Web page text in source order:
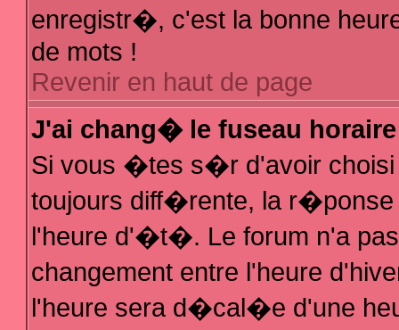
enregistr�, c'est la bonne
de mots !
Revenir en haut de page
J'ai chang� le fuseau
Si vous �tes s�r d'avoir choisi
toujours diff�rente, la
l'heure d'�t�. Le forum n'a
changement entre l'heure
l'heure sera d�cal�e d'une